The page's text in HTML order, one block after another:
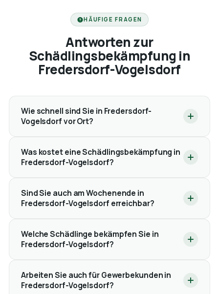
HÄUFIGE FRAGEN
Antworten zur
Schädlingsbekämpfung in
Fredersdorf-Vogelsdorf
Wie schnell sind Sie in Fredersdorf-
Vogelsdorf vor Ort?
Was kostet eine Schädlingsbekämpfung in
Fredersdorf-Vogelsdorf?
Sind Sie auch am Wochenende in
Fredersdorf-Vogelsdorf erreichbar?
Welche Schädlinge bekämpfen Sie in
Fredersdorf-Vogelsdorf?
Arbeiten Sie auch für Gewerbekunden in
Fredersdorf-Vogelsdorf?